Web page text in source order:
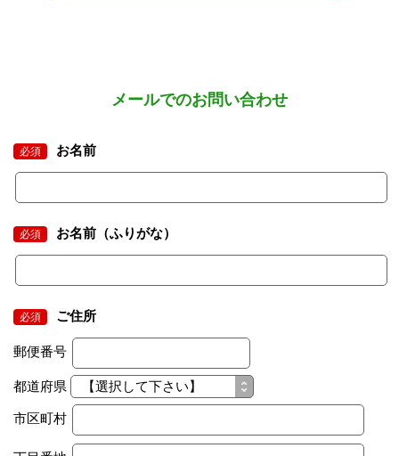
メールでのお問い合わせ
必須 お名前
必須 お名前（ふりがな）
必須 ご住所
郵便番号
都道府県
市区町村